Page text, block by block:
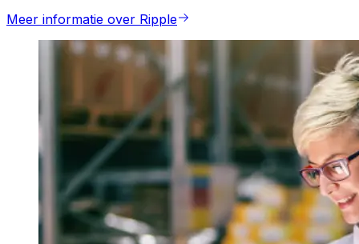
Meer informatie over Ripple